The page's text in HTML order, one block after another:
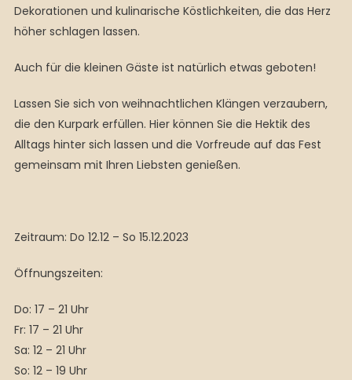
Dekorationen und kulinarische Köstlichkeiten, die das Herz
höher schlagen lassen.
Auch für die kleinen Gäste ist natürlich etwas geboten!
Lassen Sie sich von weihnachtlichen Klängen verzaubern,
die den Kurpark erfüllen. Hier können Sie die Hektik des
Alltags hinter sich lassen und die Vorfreude auf das Fest
gemeinsam mit Ihren Liebsten genießen.
Zeitraum: Do 12.12 – So 15.12.2023
Öffnungszeiten:
Do: 17 – 21 Uhr
Fr: 17 – 21 Uhr
Sa: 12 – 21 Uhr
So: 12 – 19 Uhr